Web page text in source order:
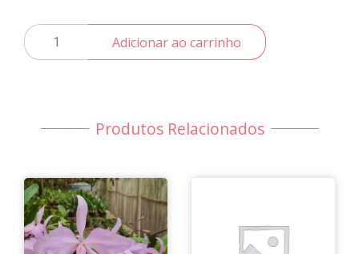
Epidendrum
Mariae
Adicionar ao carrinho
Produtos Relacionados